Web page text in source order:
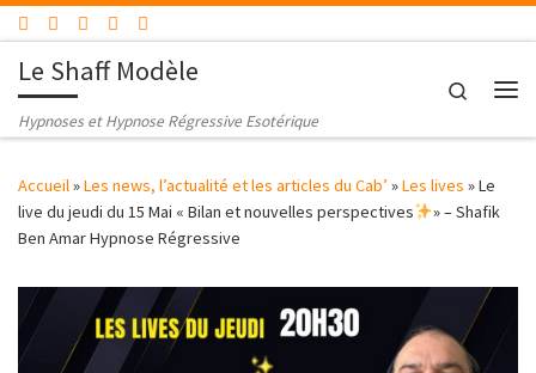
Passer au contenu
Le Shaff Modèle
Hypnoses et Hypnose Régressive Esotérique
Search
Accueil»Les news, l’actualité et les articles du Cab’ »Les lives »Le
live du jeudi du 15 Mai « Bilan et nouvelles perspectives
» – Shafik
Ben Amar Hypnose Régressive